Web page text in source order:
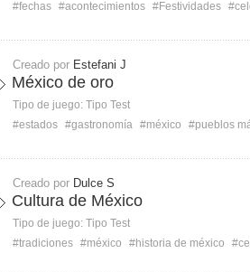
#fechas #acontecimientos #Festividades
Creado por Estefani J
México de oro
Tipo de juego: Tipo Test
#estados #gastronomía #méxico #pueblos
Creado por Dulce S
Cultura de México
Tipo de juego: Tipo Test
#tradiciones #méxico #historia de méxico